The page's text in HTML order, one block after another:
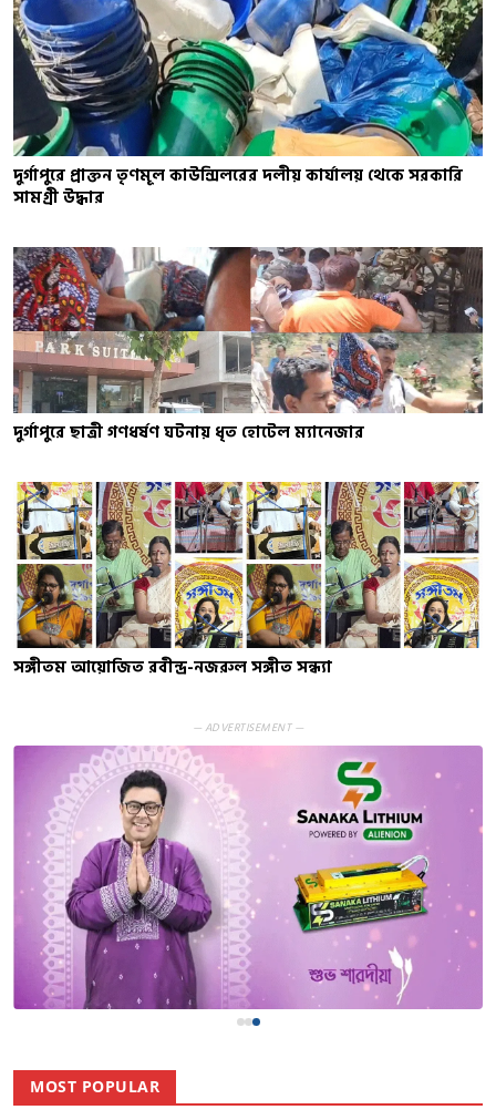
দুর্গাপুরে প্রাক্তন তৃণমূল কাউন্সিলরের দলীয় কার্যালয় থেকে সরকারি
সামগ্রী উদ্ধার
দুর্গাপুরে ছাত্রী গণধর্ষণ ঘটনায় ধৃত হোটেল ম্যানেজার
সঙ্গীতম আয়োজিত রবীন্দ্র-নজরুল সঙ্গীত সন্ধ্যা
— ADVERTISEMENT —
MOST POPULAR